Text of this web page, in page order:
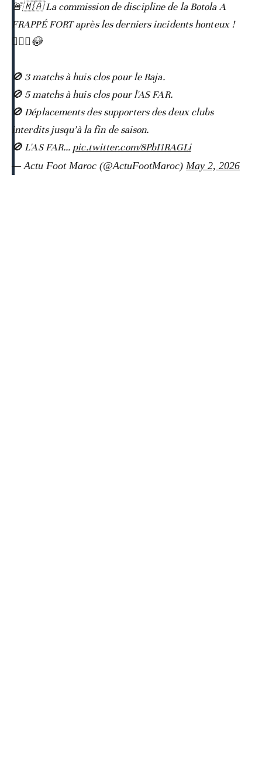
🚨🇲🇦 La commission de discipline de la Botola A
FRAPPÉ FORT après les derniers incidents honteux !
👨🏻‍⚖️😳
🚫 3 matchs à huis clos pour le Raja.
🚫 5 matchs à huis clos pour l'AS FAR.
🚫 Déplacements des supporters des deux clubs
interdits jusqu’à la fin de saison.
🚫 L'AS FAR… pic.twitter.com/8PbI1RAGLi
— Actu Foot Maroc (@ActuFootMaroc) May 2, 2026